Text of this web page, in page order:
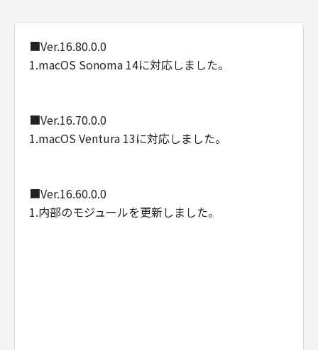
■Ver.16.80.0.0
1.macOS Sonoma 14に対応しました。
■Ver.16.70.0.0
1.macOS Ventura 13に対応しました。
■Ver.16.60.0.0
1.内部のモジュールを更新しました。